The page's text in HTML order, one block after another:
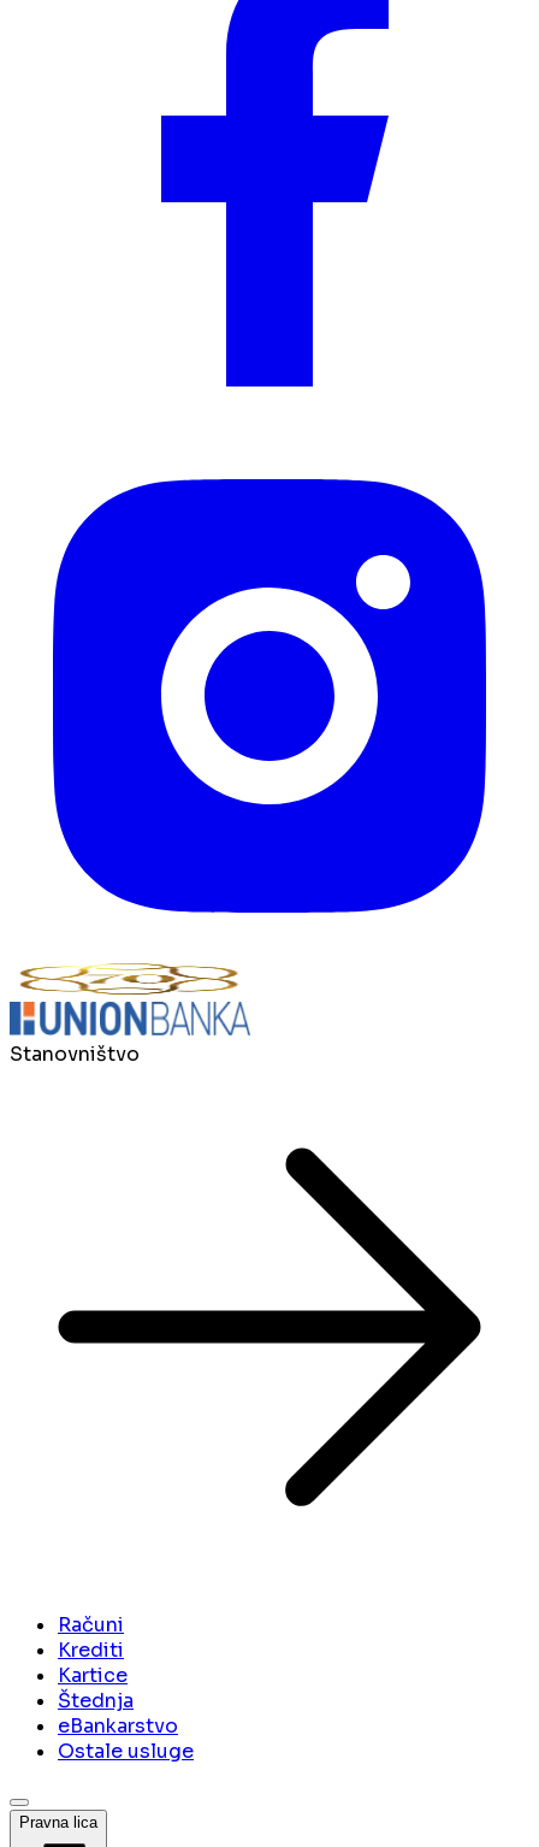
Stanovništvo
Računi
Krediti
Kartice
Štednja
eBankarstvo
Ostale usluge
Pravna lica